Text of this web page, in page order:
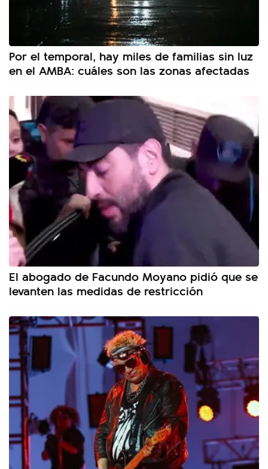
Por el temporal, hay miles de familias sin luz
en el AMBA: cuáles son las zonas afectadas
El abogado de Facundo Moyano pidió que se
levanten las medidas de restricción